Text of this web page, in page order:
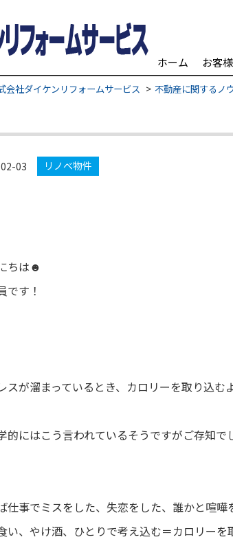
ホーム お客
会社ダイケンリフォームサービス 不動産に関するノ
03 リノベ物件
ちは☻
です！
スが溜まっているとき、カロリーを取り込む
的にはこう言われているそうですがご存知で
仕事でミスをした、失恋をした、誰かと喧嘩
い、やけ酒、ひとりで考え込む＝カロリー